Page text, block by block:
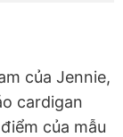
của Jennie,
cardigan
của mẫu